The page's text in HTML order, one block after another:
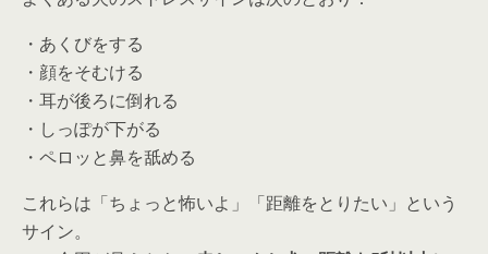
・あくびをする
・顔をそむける
・耳が後ろに倒れる
・しっぽが下がる
・ペロッと鼻を舐める
これらは「ちょっと怖いよ」「距離をとりたい」という
サイン。